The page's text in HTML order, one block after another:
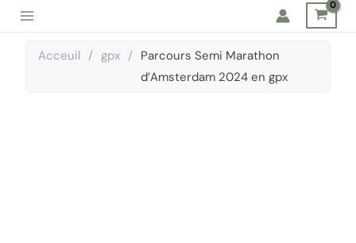
Aller
contenuAcceuil / gpx / Parcours Semi Marathon
d’Amsterdam 2024 en gpx